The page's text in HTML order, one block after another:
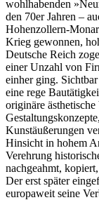
wohlhabenden
den 70er Jahren –
Hohenzollern-
Krieg gewonnen,
Deutsche Reich
einer Unzahl von
einher ging.
eine rege
originäre
Kunstäußerungen
Hinsicht in hohem
Verehrung
nachgeahmt,
Der erst später
europaweit seine